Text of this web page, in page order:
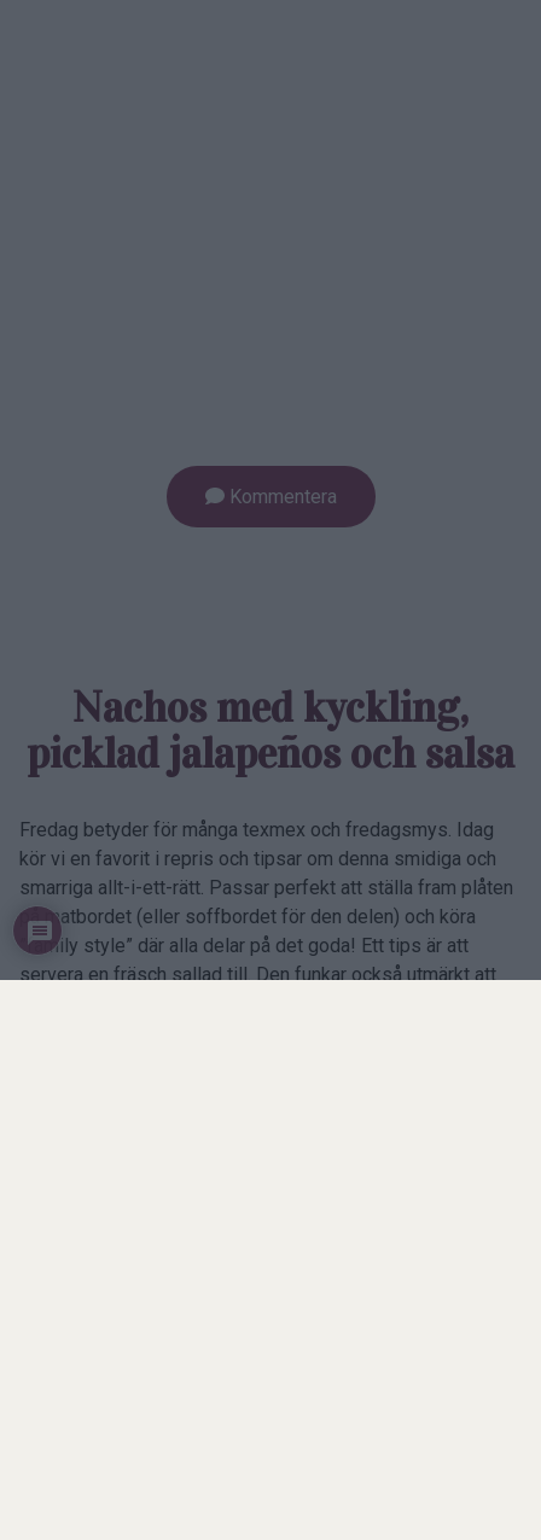
Kommentera
Nachos med kyckling,
picklad jalapeños och salsa
Fredag betyder för många texmex och fredagsmys. Idag
kör vi en favorit i repris och tipsar om denna smidiga och
smarriga allt-i-ett-rätt. Passar perfekt att ställa fram plåten
på matbordet (eller soffbordet för den delen) och köra
”family style” där alla delar på det goda! Ett tips är att
servera en fräsch sallad till. Den funkar också utmärkt att